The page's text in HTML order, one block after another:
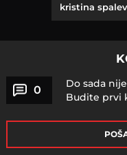
kristina
0
Do sada
Budite prvi